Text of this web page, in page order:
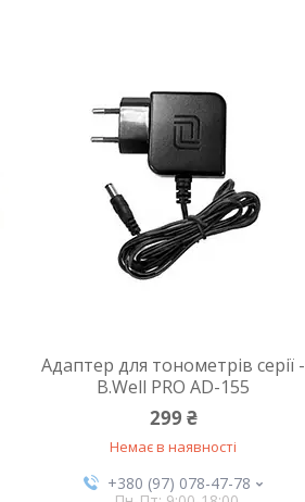
Адаптер для тонометрів серії -
B.Well PRO AD-155
299 ₴
Немає в наявності
+380 (97) 078-47-78